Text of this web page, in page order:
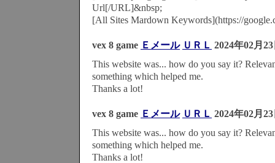
Url[/URL]&nbsp;
[All Sites Mardown Keywords](https://
vex 8 game Ｅメール ＵＲＬ 2024年02月
This website was... how do you say it?
something which helped me.
Thanks a lot!
vex 8 game Ｅメール ＵＲＬ 2024年02月
This website was... how do you say it?
something which helped me.
Thanks a lot!